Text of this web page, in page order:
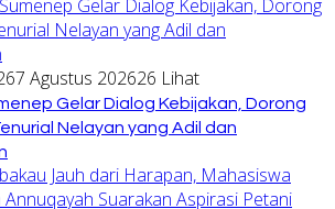
7 Agustus 202626 Lihat
Gelar Dialog Kebijakan, Dorong
Nelayan yang Adil dan